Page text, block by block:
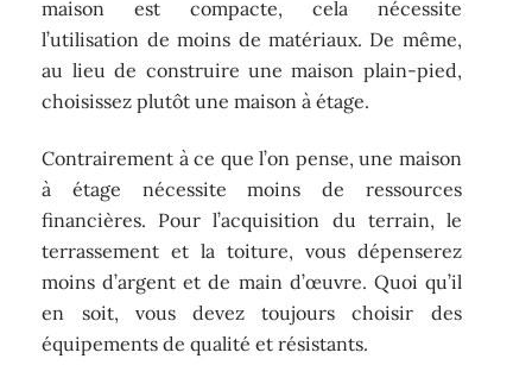
maison est compacte, cela nécessite
l’utilisation de moins de matériaux. De même,
au lieu de construire une maison plain-pied,
choisissez plutôt une maison à étage.
Contrairement à ce que l’on pense, une maison
à étage nécessite moins de ressources
financières. Pour l’acquisition du terrain, le
terrassement et la toiture, vous dépenserez
moins d’argent et de main d’œuvre. Quoi qu’il
en soit, vous devez toujours choisir des
équipements de qualité et résistants.